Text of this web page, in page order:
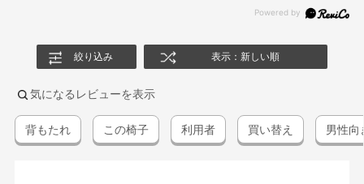
絞り込み 表示：新しい順
気になるレビューを表示
背もたれ この椅子 利用者 買い替え 男性向